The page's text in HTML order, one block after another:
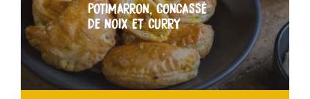
POTIMARRON, CONCASSÉ
DE NOIX ET CURRY